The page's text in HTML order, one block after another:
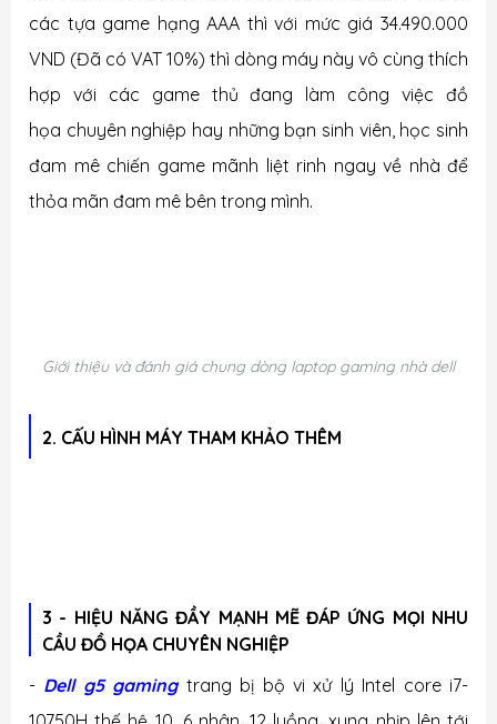
các tựa game hạng AAA thì với mức giá 34.490.000
VND (Đã có VAT 10%) thì dòng máy này vô cùng thích
hợp với các game thủ đang làm công việc đồ
họa chuyên nghiệp hay những bạn sinh viên, học sinh
đam mê chiến game mãnh liệt rinh ngay về nhà để
thỏa mãn đam mê bên trong mình.
Giới thiệu và đánh giá chung dòng laptop gaming nhà dell
2. CẤU HÌNH MÁY THAM KHẢO THÊM
3 - HIỆU NĂNG ĐẦY MẠNH MẼ ĐÁP ỨNG MỌI NHU
CẦU ĐỒ HỌA CHUYÊN NGHIỆP
- Dell g5 gaming trang bị bộ vi xử lý Intel core i7-